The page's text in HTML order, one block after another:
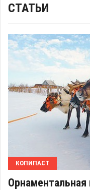
СТАТЬИ
КОПИПАСТ
Орнаментальная